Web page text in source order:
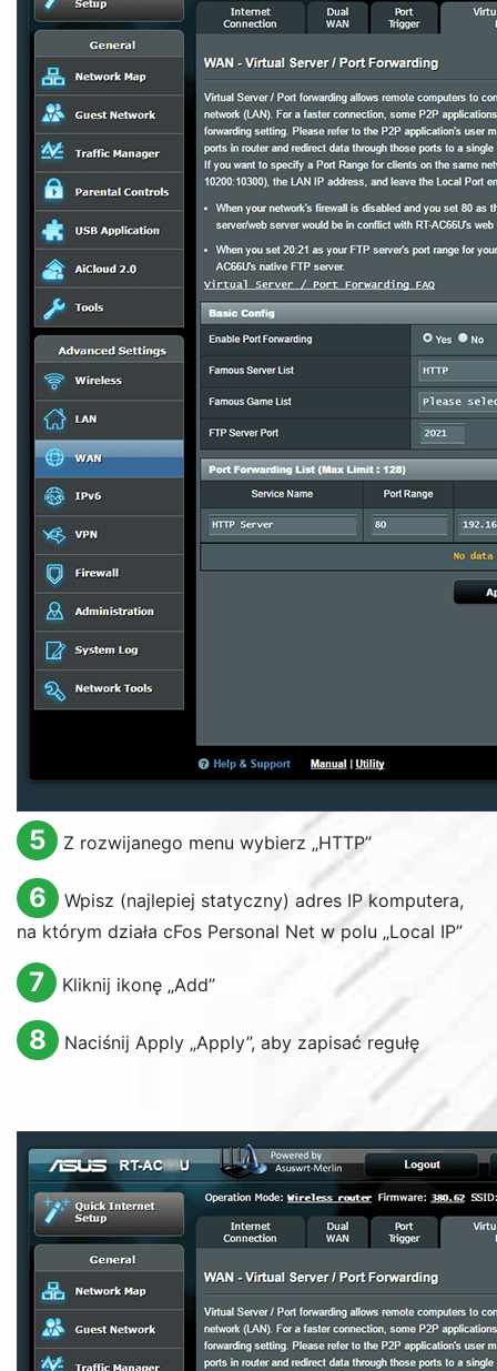
5 Z rozwijanego menu wybierz „HTTP”
6
Wpisz (najlepiej statyczny) adres IP komputera,
na którym działa cFos Personal Net w polu „Local IP”
7 Kliknij ikonę „Add”
8 Naciśnij Apply„Apply”, aby zapisać regułę